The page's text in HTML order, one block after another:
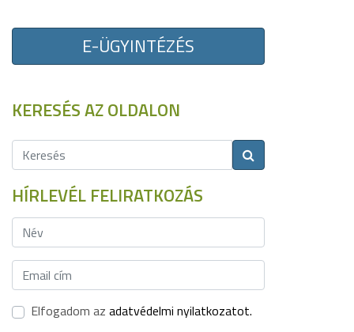
E-ÜGYINTÉZÉS
KERESÉS AZ OLDALON
HÍRLEVÉL FELIRATKOZÁS
Elfogadom az adatvédelmi nyilatkozatot.